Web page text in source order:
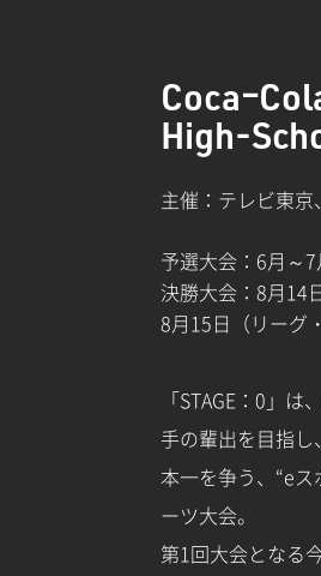
Cocaｰ
High-
主催：テレビ東京
予選大会：6月～
決勝大会：8月14
8月15日（リーグ
「STAGE：0」
手の輩出を目指
本一を争う、“e
ーツ大会。
第1回大会となる